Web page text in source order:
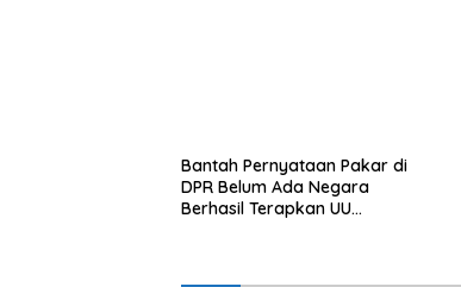
Bantah Pernyataan Pakar di
DPR Belum Ada Negara
Berhasil Terapkan UU